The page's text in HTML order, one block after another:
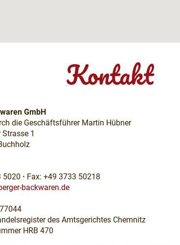
Kontakt
GmbH
die Geschäftsführer Martin Hübner
1
5020 · Fax: +49 3733 50218
backwaren.de
des Amtsgerichtes Chemnitz
HRB 470